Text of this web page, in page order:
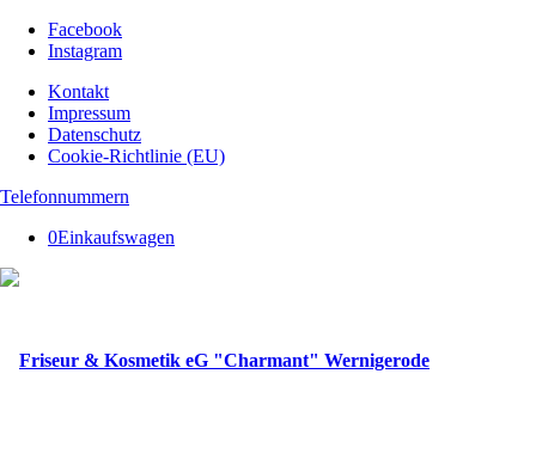
Facebook
Instagram
Kontakt
Impressum
Datenschutz
Cookie-Richtlinie (EU)
Telefonnummern
0Einkaufswagen